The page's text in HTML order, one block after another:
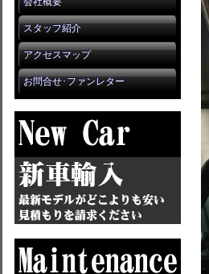
スタッフ紹介
アクセスマップ
お問合せ･ファンレター